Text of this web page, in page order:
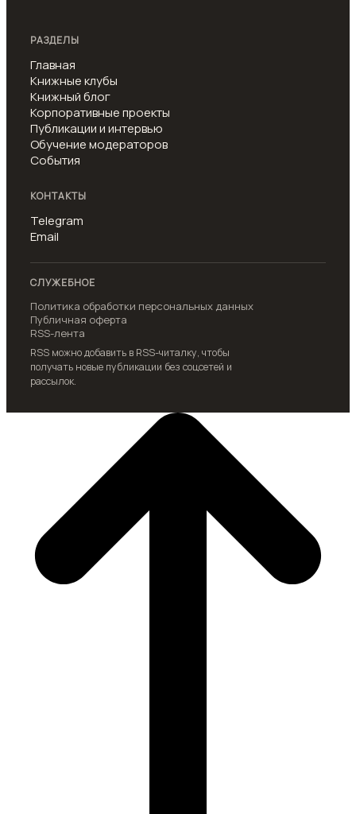
РАЗДЕЛЫ
Главная
Книжные клубы
Книжный блог
Корпоративные проекты
Публикации и интервью
Обучение модераторов
События
КОНТАКТЫ
Telegram
Email
СЛУЖЕБНОЕ
Политика обработки персональных данных
Публичная оферта
RSS-лента
RSS можно добавить в RSS-читалку, чтобы
получать новые публикации без соцсетей и
рассылок.